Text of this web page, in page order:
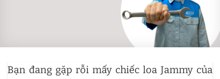
Bạn đang gặp rỗi mấy chiếc loa Jammy của